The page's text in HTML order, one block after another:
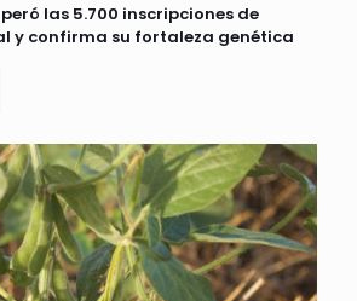
las 5.700 inscripciones de
y confirma su fortaleza genética